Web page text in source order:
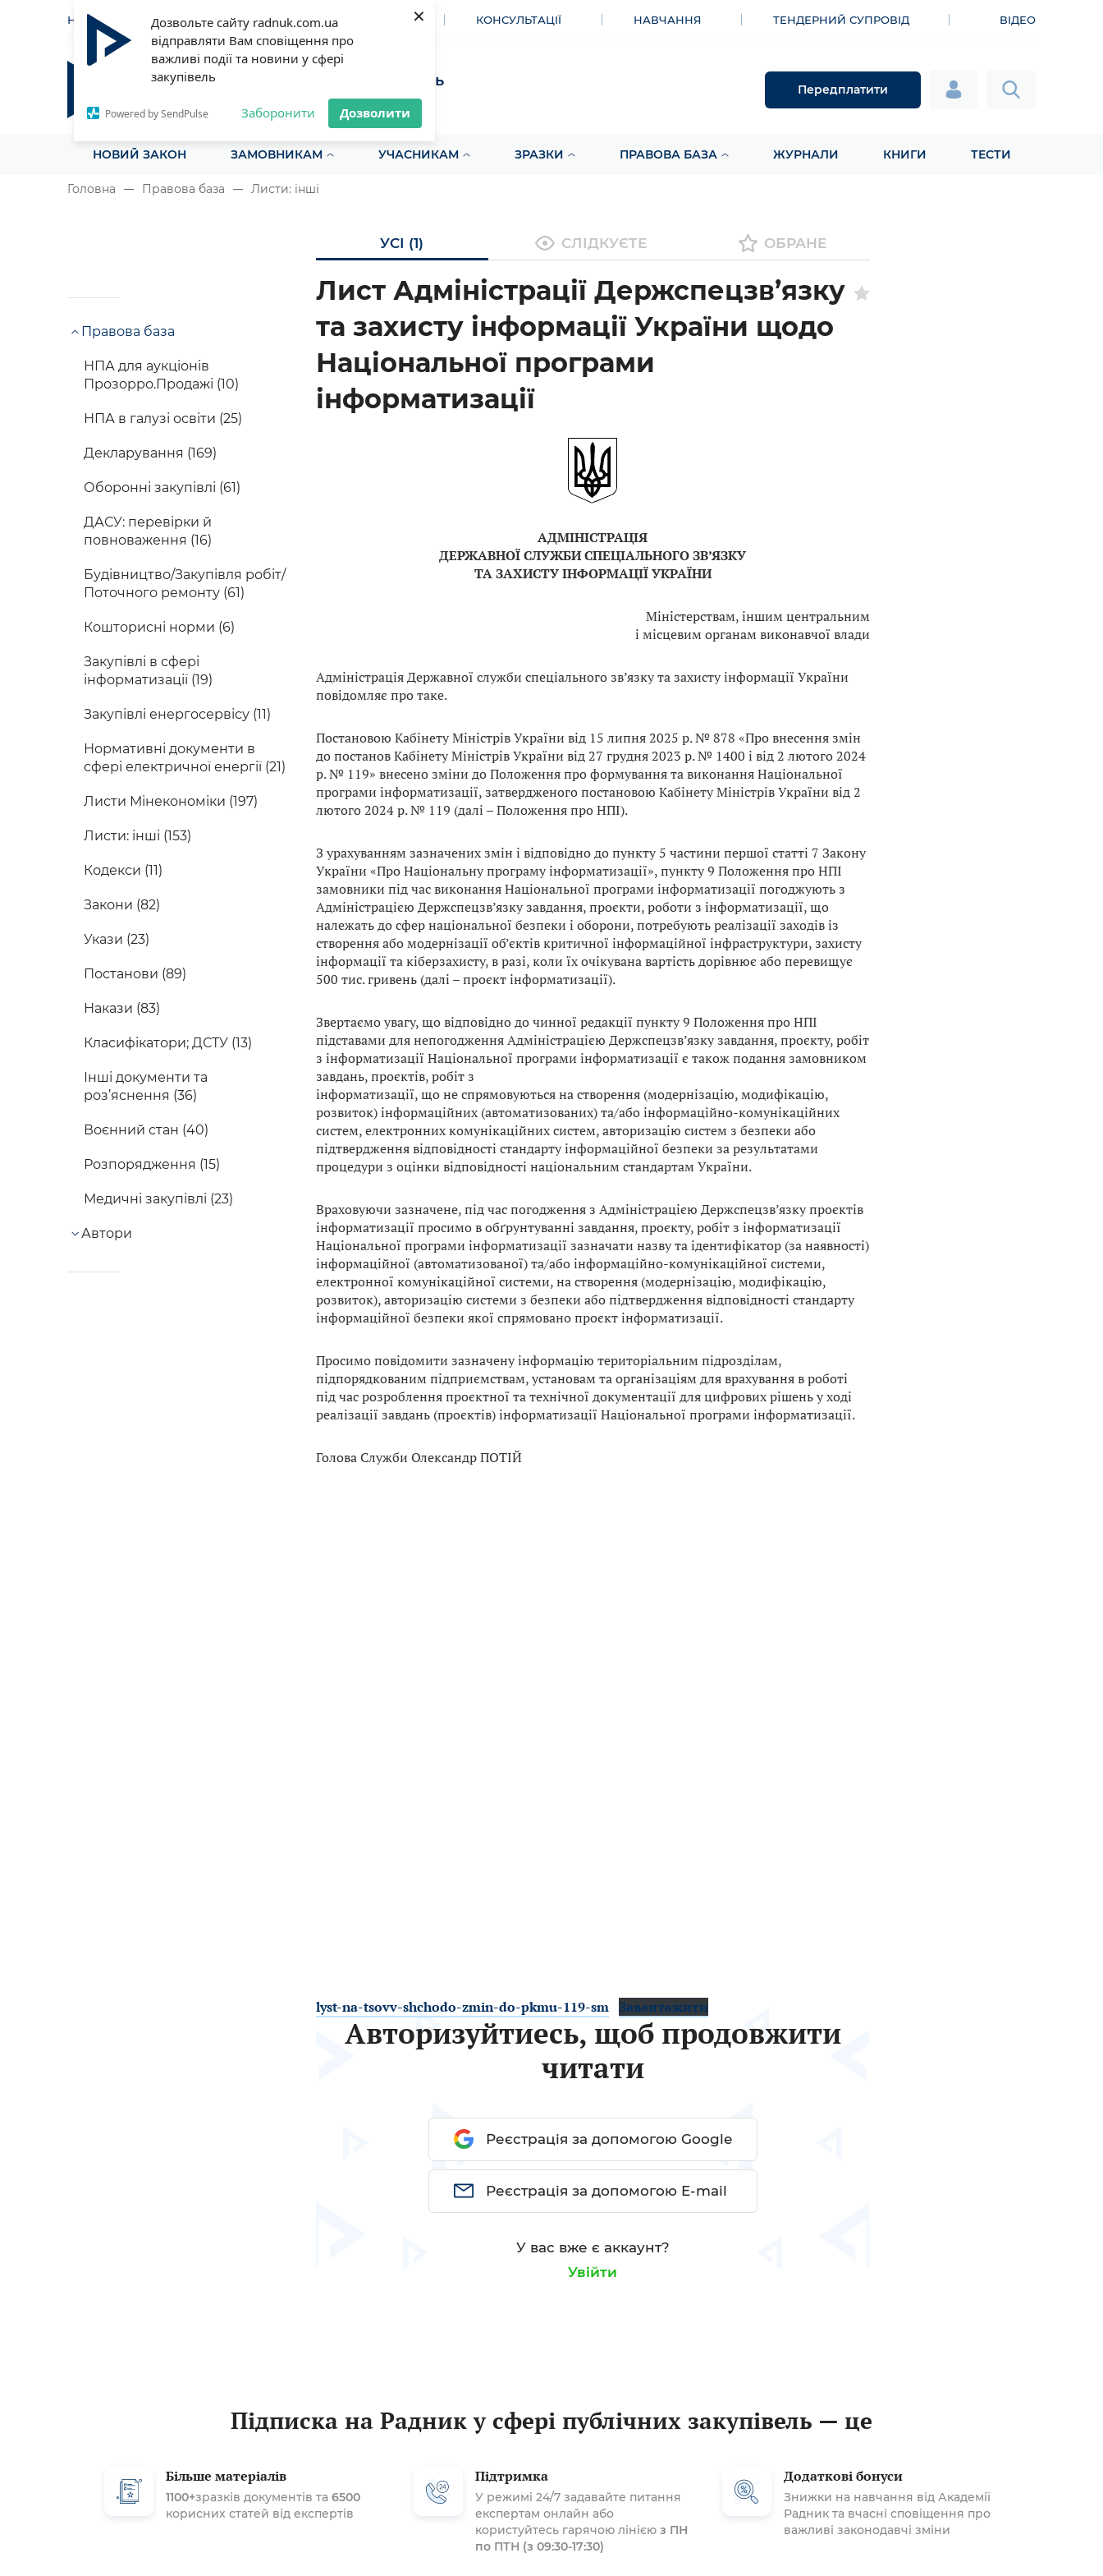
Дозвольте сайту radnuk.com.ua
відправляти Вам сповіщення про
важливі події та новини у сфері
закупівель
Powered by SendPulse Заборонити Дозволити
×
НОВИНИ СТАТТІ ІНСТРУМЕНТИ КОНСУЛЬТАЦІЇ НАВЧАННЯ ТЕНДЕРНИЙ СУПРОВІД ВІДЕО
Радник у сфері публічних закупівель
Все для закупівель на одному порталі
Передплатити
НОВИЙ ЗАКОН ЗАМОВНИКАМ УЧАСНИКАМ ЗРАЗКИ ПРАВОВА БАЗА ЖУРНАЛИ КНИГИ ТЕСТИ
Головна Правова база Листи: інші
УСІ (1) СЛІДКУЄТЕ ОБРАНЕ
Правова база
НПА для аукціонів
Прозорро.Продажі (10)
НПА в галузі освіти (25)
Декларування (169)
Оборонні закупівлі (61)
ДАСУ: перевірки й
повноваження (16)
Будівництво/Закупівля робіт/
Поточного ремонту (61)
Кошторисні норми (6)
Закупівлі в сфері
інформатизації (19)
Закупівлі енергосервісу (11)
Нормативні документи в
сфері електричної енергії (21)
Листи Мінекономіки (197)
Листи: інші (153)
Кодекси (11)
Закони (82)
Укази (23)
Постанови (89)
Накази (83)
Класифікатори; ДСТУ (13)
Інші документи та
роз’яснення (36)
Воєнний стан (40)
Розпорядження (15)
Медичні закупівлі (23)
Автори
Лист Адміністрації Держспецзв’язку
та захисту інформації України щодо
Національної програми
інформатизації
АДМІНІСТРАЦІЯ
ДЕРЖАВНОЇ СЛУЖБИ СПЕЦІАЛЬНОГО ЗВ’ЯЗКУ
ТА ЗАХИСТУ ІНФОРМАЦІЇ УКРАЇНИ
Міністерствам, іншим центральним
і місцевим органам виконавчої влади
Адміністрація Державної служби спеціального зв’язку та захисту інформації України
повідомляє про таке.
Постановою Кабінету Міністрів України від 15 липня 2025 р. № 878 «Про внесення змін
до постанов Кабінету Міністрів України від 27 грудня 2023 р. № 1400 і від 2 лютого 2024
р. № 119» внесено зміни до Положення про формування та виконання Національної
програми інформатизації, затвердженого постановою Кабінету Міністрів України від 2
лютого 2024 р. № 119 (далі – Положення про НПІ).
З урахуванням зазначених змін і відповідно до пункту 5 частини першої статті 7 Закону
України «Про Національну програму інформатизації», пункту 9 Положення про НПІ
замовники під час виконання Національної програми інформатизації погоджують з
Адміністрацією Держспецзв’язку завдання, проєкти, роботи з інформатизації, що
належать до сфер національної безпеки і оборони, потребують реалізації заходів із
створення або модернізації об’єктів критичної інформаційної інфраструктури, захисту
інформації та кіберзахисту, в разі, коли їх очікувана вартість дорівнює або перевищує
500 тис. гривень (далі – проєкт інформатизації).
Звертаємо увагу, що відповідно до чинної редакції пункту 9 Положення про НПІ
підставами для непогодження Адміністрацією Держспецзв’язку завдання, проєкту, робіт
з інформатизації Національної програми інформатизації є також подання замовником
завдань, проєктів, робіт з
інформатизації, що не спрямовуються на створення (модернізацію, модифікацію,
розвиток) інформаційних (автоматизованих) та/або інформаційно-комунікаційних
систем, електронних комунікаційних систем, авторизацію систем з безпеки або
підтвердження відповідності стандарту інформаційної безпеки за результатами
процедури з оцінки відповідності національним стандартам України.
Враховуючи зазначене, під час погодження з Адміністрацією Держспецзв’язку проєктів
інформатизації просимо в обґрунтуванні завдання, проєкту, робіт з інформатизації
Національної програми інформатизації зазначати назву та ідентифікатор (за наявності)
інформаційної (автоматизованої) та/або інформаційно-комунікаційної системи,
електронної комунікаційної системи, на створення (модернізацію, модифікацію,
розвиток), авторизацію системи з безпеки або підтвердження відповідності стандарту
інформаційної безпеки якої спрямовано проєкт інформатизації.
Просимо повідомити зазначену інформацію територіальним підрозділам,
підпорядкованим підприємствам, установам та організаціям для врахування в роботі
під час розроблення проєктної та технічної документації для цифрових рішень у ході
реалізації завдань (проєктів) інформатизації Національної програми інформатизації.
Голова Служби Олександр ПОТІЙ
lyst-na-tsovv-shchodo-zmin-do-pkmu-119-sm Завантажити
Авторизуйтиесь, щоб продовжити
читати
Реєстрація за допомогою Google
Реєстрація за допомогою E-mail
У вас вже є аккаунт?
Увійти
Підписка на Радник у сфері публічних закупівель — це
Більше матеріалів
1100+зразків документів та 6500
корисних статей від експертів
Підтримка
У режимі 24/7 задавайте питання
експертам онлайн або
користуйтесь гарячою лінією з ПН
по ПТН (з 09:30-17:30)
Додаткові бонуси
Знижки на навчання від Академії
Радник та вчасні сповіщення про
важливі законодавчі зміни